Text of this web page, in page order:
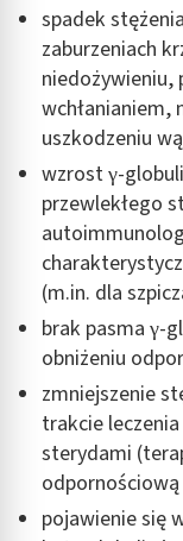
spadek
zaburzeniach
niedożywieniu,
wchłanianiem,
uszkodzeniu
wzrost γ-
przewlekłego
(m.in. dla
brak pasma γ-
obniżeniu
zmniejszenie
trakcie
sterydami
pojawienie się